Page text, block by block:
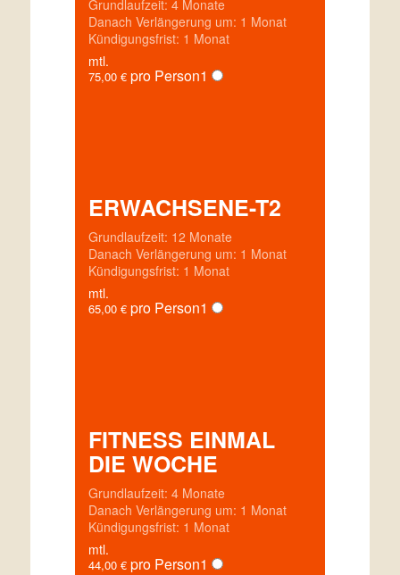
Grundlaufzeit: 4 Monate
Danach Verlängerung um: 1 Monat
Kündigungsfrist: 1 Monat
mtl.
75,00 € pro Person1
ERWACHSENE-T2
Grundlaufzeit: 12 Monate
Danach Verlängerung um: 1 Monat
Kündigungsfrist: 1 Monat
mtl.
65,00 € pro Person1
FITNESS EINMAL
DIE WOCHE
Grundlaufzeit: 4 Monate
Danach Verlängerung um: 1 Monat
Kündigungsfrist: 1 Monat
mtl.
44,00 € pro Person1